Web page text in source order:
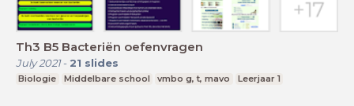
Th3 B5 Bacteriën oefenvragen
July 2021- 21 slides
Biologie Middelbare school vmbo g, t, mavo Leerjaar 1